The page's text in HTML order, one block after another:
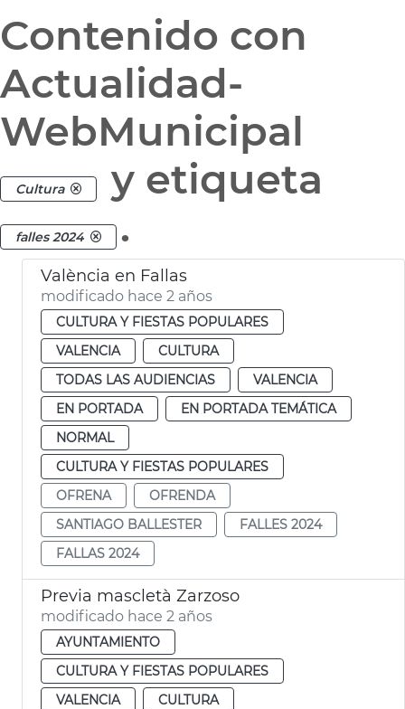
Contenido con
Actualidad-
WebMunicipal
Cultura y etiqueta
falles 2024 .
València en Fallas
modificado hace 2 años
CULTURA Y FIESTAS POPULARES
VALENCIA
CULTURA
TODAS LAS AUDIENCIAS
VALENCIA
EN PORTADA
EN PORTADA TEMÁTICA
NORMAL
CULTURA Y FIESTAS POPULARES
OFRENA
OFRENDA
SANTIAGO BALLESTER
FALLES 2024
FALLAS 2024
Previa mascletà Zarzoso
modificado hace 2 años
AYUNTAMIENTO
CULTURA Y FIESTAS POPULARES
VALENCIA
CULTURA